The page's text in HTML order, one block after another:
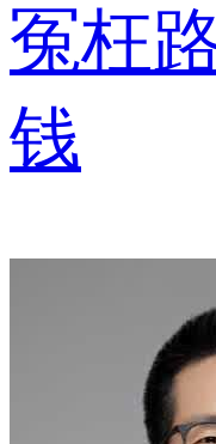
冤枉
钱